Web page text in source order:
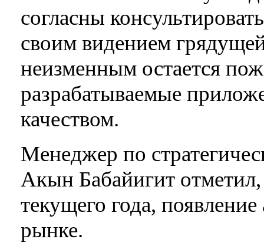
согласны
своим видением
неизменным остается
разрабатываемые
качеством.
Менеджер по
Акын Бабайигит
текущего года,
рынке.